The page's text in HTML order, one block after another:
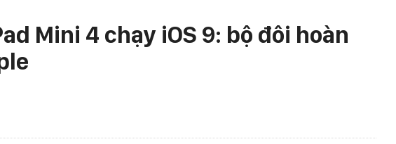
Mini 4 chạy iOS 9: bộ đôi hoàn